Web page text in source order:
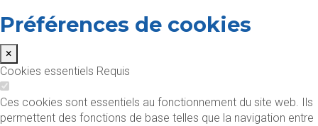
Préférences de cookies
×
Cookies essentiels Requis
Ces cookies sont essentiels au fonctionnement du site web. Ils
permettent des fonctions de base telles que la navigation entre